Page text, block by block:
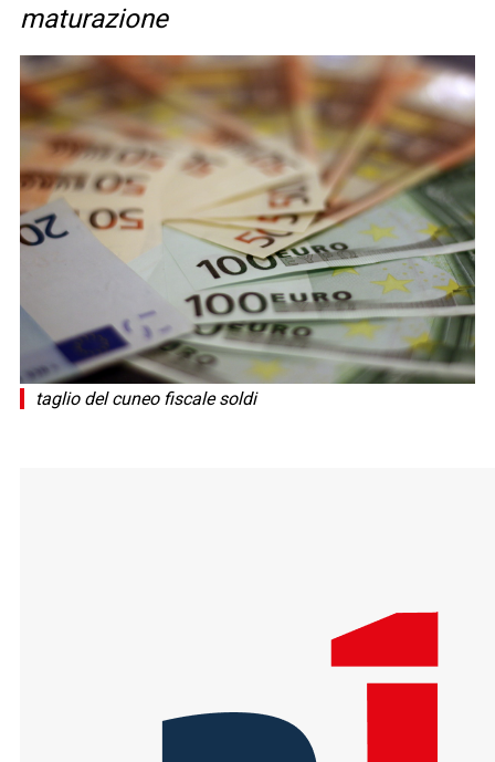
maturazione
taglio del cuneo fiscale soldi